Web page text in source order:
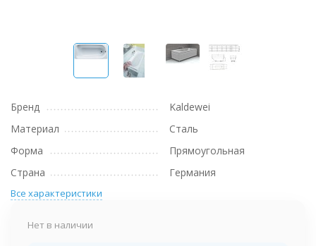
Бренд
Kaldewei
Материал
Сталь
Форма
Прямоугольная
Страна
Германия
Все характеристики
Нет в наличии